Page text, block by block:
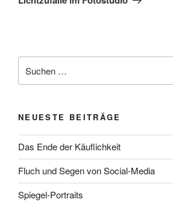
nach:
NEUESTE BEITRÄGE
Das Ende der Käuflichkeit
Fluch und Segen von Social-Media
Spiegel-Portraits